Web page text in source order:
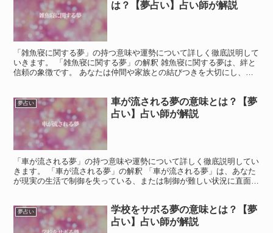
は？【夢占い】占い師が解説
「雑魚寝に関する夢」の持つ意味や運勢について詳しく徹底説明して
いきます。 「雑魚寝に関する夢」の解釈 雑魚寝に関する夢は、絆と
信頼の象徴です。 あなたは仲間や家族との結びつきを大切にし、安
夢占い
車が流される夢の意味とは？【夢
占い】占い師が解説
「車が流される夢」の持つ意味や運勢について詳しく徹底説明してい
きます。 「車が流される夢」の解釈 「車が流される夢」は、あなた
が現実の生活で制御を失っている、または制御が難しい状況に直面し
夢占い
学校をサボる夢の意味とは？【夢
占い】占い師が解説